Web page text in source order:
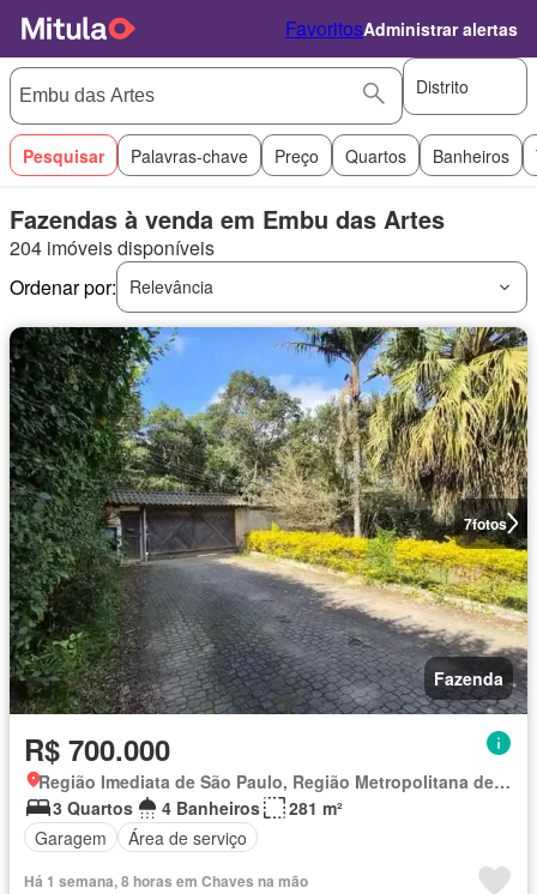
FavoritosAdministrar alertas
Distrito
Pesquisar Palavras-chave Preço Quartos Banheiros
Fazendas à venda em Embu das Artes
204 imóveis disponíveis
Ordenar por:
Relevância
7fotos
Fazenda
R$ 700.000
Região Imediata de São Paulo, Região Metropolitana de São Paulo
3 Quartos
4 Banheiros
281 m²
Garagem
Área de serviço
Há 1 semana, 8 horas em Chaves na mão